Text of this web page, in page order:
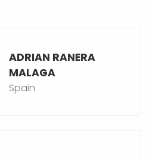
ADRIAN RANERA
MALAGA
Spain